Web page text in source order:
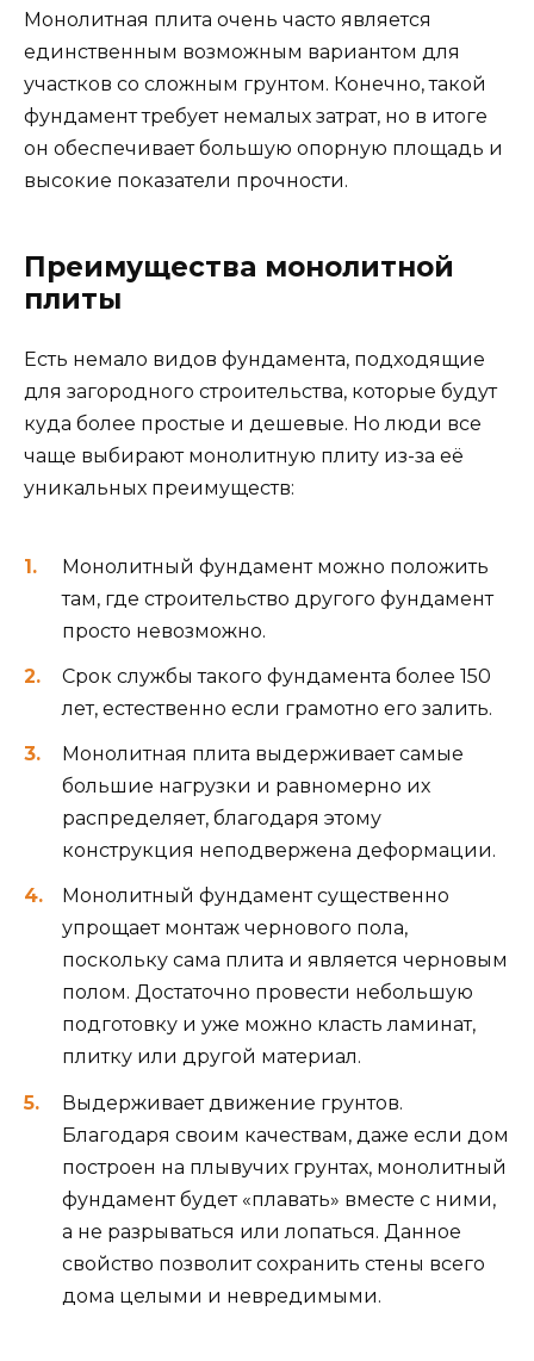
Монолитная плита очень часто является
единственным возможным вариантом для
участков со сложным грунтом. Конечно, такой
фундамент требует немалых затрат, но в итоге
он обеспечивает большую опорную площадь и
высокие показатели прочности.
Преимущества монолитной
плиты
Есть немало видов фундамента, подходящие
для загородного строительства, которые будут
куда более простые и дешевые. Но люди все
чаще выбирают монолитную плиту из-за её
уникальных преимуществ:
Монолитный фундамент можно положить
там, где строительство другого фундамент
просто невозможно.
Срок службы такого фундамента более 150
лет, естественно если грамотно его залить.
Монолитная плита выдерживает самые
большие нагрузки и равномерно их
распределяет, благодаря этому
конструкция неподвержена деформации.
Монолитный фундамент существенно
упрощает монтаж чернового пола,
поскольку сама плита и является черновым
полом. Достаточно провести небольшую
подготовку и уже можно класть ламинат,
плитку или другой материал.
Выдерживает движение грунтов.
Благодаря своим качествам, даже если дом
построен на плывучих грунтах, монолитный
фундамент будет «плавать» вместе с ними,
а не разрываться или лопаться. Данное
свойство позволит сохранить стены всего
дома целыми и невредимыми.